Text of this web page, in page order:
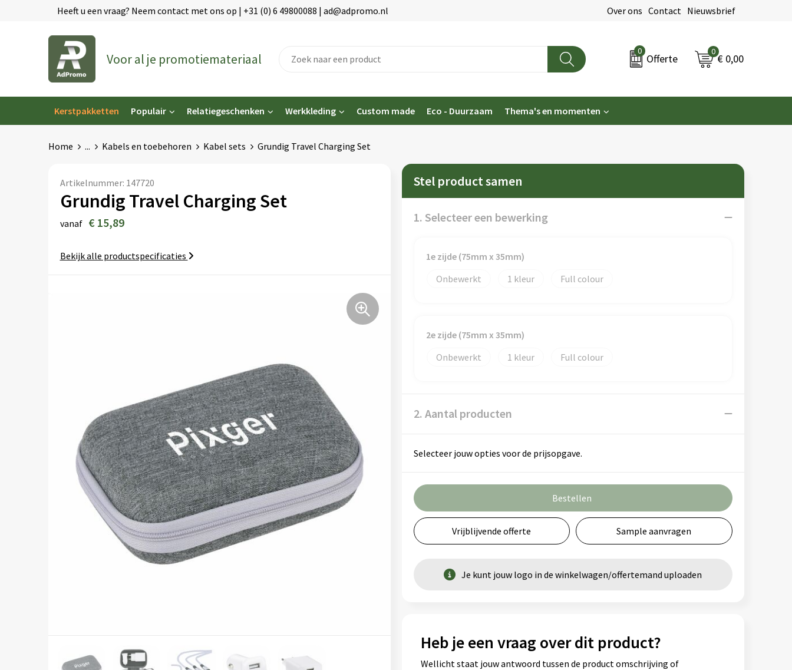
Heeft u een vraag? Neem contact met ons op | +31 (0) 6 49800088 | ad@adpromo.nl Over ons Contact Nieuwsbrief
Voor al je promotiemateriaal 0
Offerte
0
€ 0,00
Kerstpakketten Populair Relatiegeschenken Werkkleding Custom made Eco - Duurzaam Thema's en momenten
Home ... Kabels en toebehoren Kabel sets Grundig Travel Charging Set
Artikelnummer: 147720
Grundig Travel Charging Set
vanaf € 15,89
Bekijk alle productspecificaties
Stel product samen
1. Selecteer een bewerking
1e zijde (75mm x 35mm)
Onbewerkt
1 Full colour
2e zijde (75mm x 35mm)
Onbewerkt
1 Full colour
2. Aantal producten
Selecteer jouw opties voor de prijsopgave.
Bestellen
Vrijblijvende offerte Sample aanvragen
Je kunt jouw logo in de winkelwagen/offertemand uploaden
Heb je een vraag over dit product?
Wellicht staat jouw antwoord tussen de product omschrijving of